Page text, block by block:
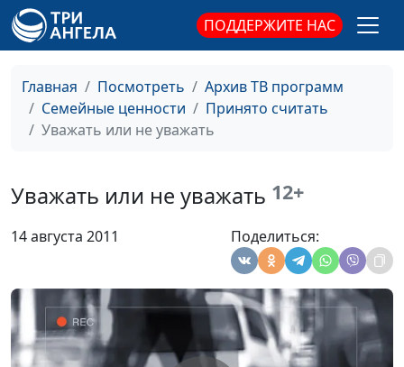
ПОДДЕРЖИТЕ НАС
Главная Посмотреть
Архив ТВ программ
Семейные ценности
Принято считать
Уважать или не уважать
Уважать или не уважать 12+
14 августа 2011 Поделиться:
Общение с любимыми
Юлия Синицына,
Людмила Верлан,
консультант
#210
Алкоголь и здоровье
Юлия Синицына,
консультант
Современные рыцари
Юлия Синицына,
Людмила Верлан,
психолог, семейный
консультант
Внешность мужчины
Юлия Синицына,
Людмила Верлан,